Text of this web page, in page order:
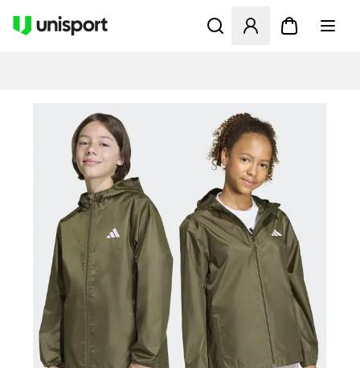
Åbner en Modal til at